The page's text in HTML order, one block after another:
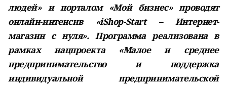
людей» и порталом «Мой бизнес» проводят
онлайн-интенсив «iShop-Start – Интернет-
магазин с нуля». Программа реализована в
рамках нацпроекта «Малое и среднее
предпринимательство и поддержка
индивидуальной предпринимательской